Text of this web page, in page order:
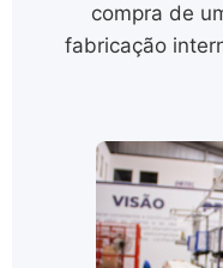
compra de
fabricação